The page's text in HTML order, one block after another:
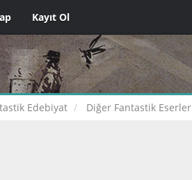
Kayıt Ol
Edebiyat Diğer Fantastik Eserler